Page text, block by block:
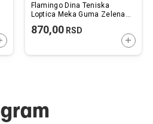
U KORPU
Flamingo Dina Teniska
Loptica Meka Guma Zelena
870,00RSD